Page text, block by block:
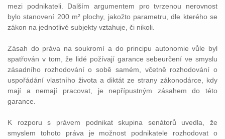
mezi podnikateli. Dalším argumentem pro tvrzenou nerovnost
bylo stanovení 200 m² plochy, jakožto parametru, dle kterého se
zákon na jednotlivé subjekty vztahuje, či nikoli.
Zásah do práva na soukromí a do principu autonomie vůle byl
spatřován v tom, že lidé požívají garance sebeurčení ve smyslu
zásadního rozhodování o sobě samém, včetně rozhodování o
uspořádání vlastního života a diktát ze strany zákonodárce, kdy
mají a nemají pracovat, je nepřípustným zásahem do této
garance.
K rozporu s právem podnikat skupina senátorů uvedla, že
smyslem tohoto práva je možnost podnikatele rozhodovat o